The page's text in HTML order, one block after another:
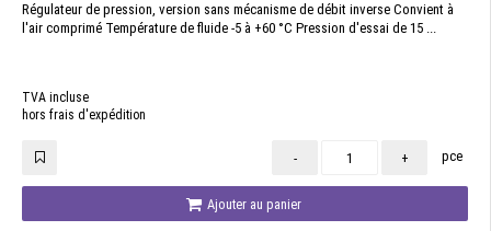
Régulateur de pression, version sans mécanisme de débit inverse Convient à
l'air comprimé Température de fluide -5 à +60 °C Pression d'essai de 15 ...
TVA incluse
hors frais d'expédition
- + pce
Ajouter au panier